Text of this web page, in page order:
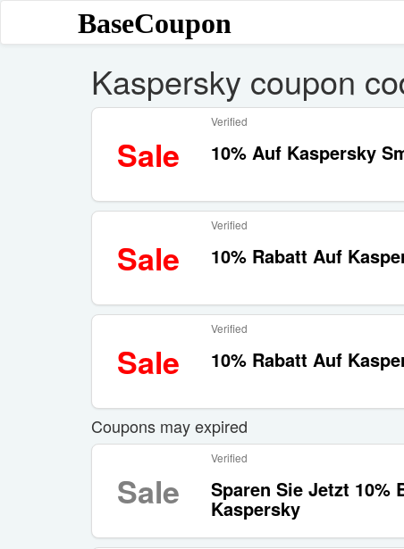
BaseCoupon
Kaspersky coupon
Sale
Verified
10% Auf Kaspersky
Sale
Verified
10% Rabatt Auf
Sale
Verified
10% Rabatt Auf
Coupons may expired
Sale
Verified
Sparen Sie Jetzt 10%
Kaspersky